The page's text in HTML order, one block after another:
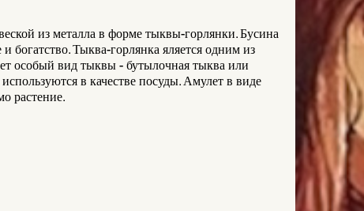
из металла в форме тыквы-горлянки. Бусина
богатство. Тыква-горлянка яляется одним из
особый вид тыквы - бутылочная тыква или
в качестве посуды. Амулет в виде
растение.